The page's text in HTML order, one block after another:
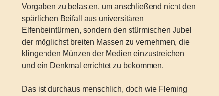
Vorgaben zu belasten, um anschließend nicht den
spärlichen Beifall aus universitären
Elfenbeintürmen, sondern den stürmischen Jubel
der möglichst breiten Massen zu vernehmen, die
klingenden Münzen der Medien einzustreichen
und ein Denkmal errichtet zu bekommen.
Das ist durchaus menschlich, doch wie Fleming